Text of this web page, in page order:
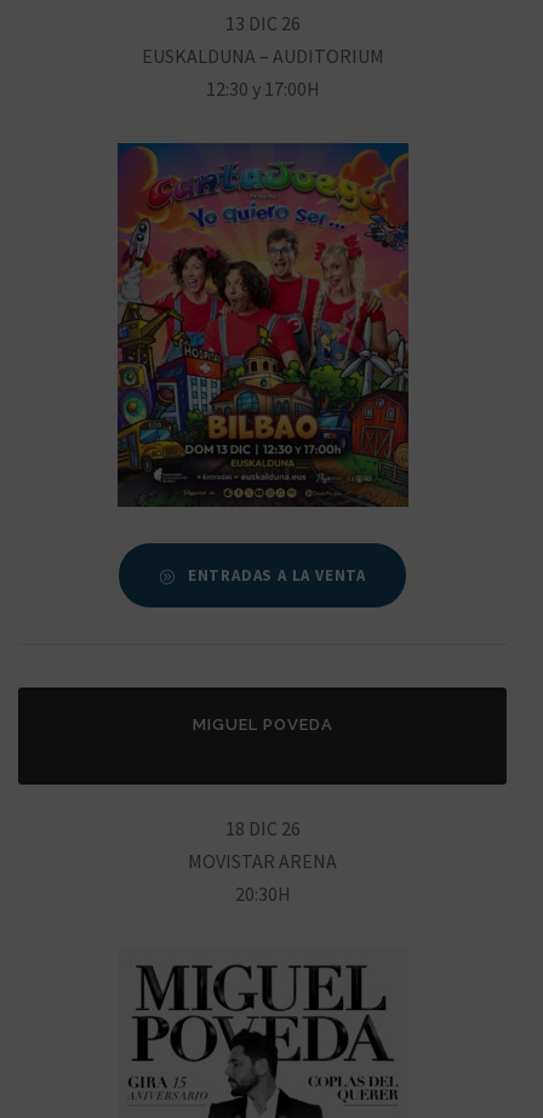
13 DIC 26
EUSKALDUNA – AUDITORIUM
12:30 y 17:00H
ENTRADAS A LA VENTA
MIGUEL POVEDA
18 DIC 26
MOVISTAR ARENA
20:30H